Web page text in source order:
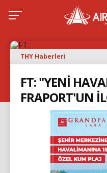
THY Haberleri
FT: "YENİ
FRAPORT'UN